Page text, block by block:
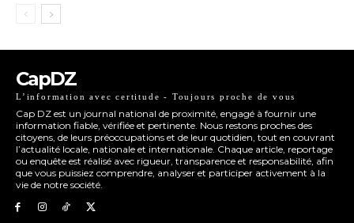
CapDZ
L’information avec certitude - Toujours proche de vous
Cap DZ est un journal national de proximité, engagé à fournir une
information fiable, vérifiée et pertinente. Nous restons proches des
citoyens, de leurs préoccupations et de leur quotidien, tout en couvrant
l’actualité locale, nationale et internationale. Chaque article, reportage
ou enquête est réalisé avec rigueur, transparence et responsabilité, afin
que vous puissiez comprendre, analyser et participer activement à la
vie de notre société.